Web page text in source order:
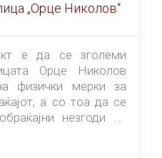
„Орце Николов“
е да се зголеми
Орце Николов
физички мерки за
а со тоа да се
незгоди на